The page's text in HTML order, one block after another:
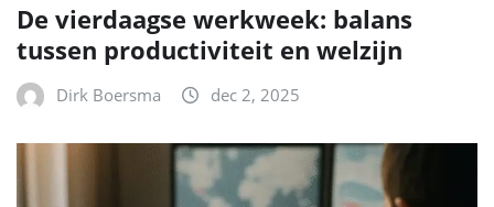
De vierdaagse werkweek: balans
tussen productiviteit en welzijn
Dirk Boersma dec 2, 2025